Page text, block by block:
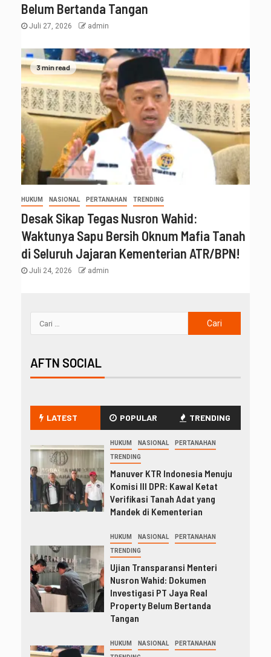
Belum Bertanda Tangan
Juli 27, 2026 admin
3 min read
HUKUM NASIONAL PERTANAHAN TRENDING
Desak Sikap Tegas Nusron Wahid:
Waktunya Sapu Bersih Oknum Mafia Tanah
di Seluruh Jajaran Kementerian ATR/BPN!
Juli 24, 2026 admin
AFTN SOCIAL
LATEST POPULAR TRENDING
HUKUM NASIONAL PERTANAHAN
TRENDING
Manuver KTR Indonesia Menuju
Komisi III DPR: Kawal Ketat
Verifikasi Tanah Adat yang
Mandek di Kementerian
HUKUM NASIONAL PERTANAHAN
TRENDING
Ujian Transparansi Menteri
Nusron Wahid: Dokumen
Investigasi PT Jaya Real
Property Belum Bertanda
Tangan
HUKUM NASIONAL PERTANAHAN